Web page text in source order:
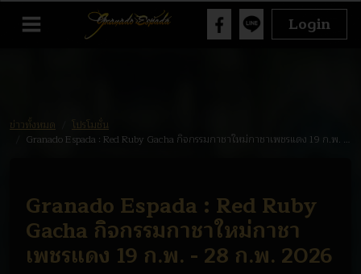
Login
ข่าวทั้งหมด
โปรโมชั่น
Granado Espada : Red Ruby Gacha กิจกรรมกาชาใหม่กาชาเพชรแดง 19 ก.พ. - 28 ก.พ. 2026
Granado Espada : Red Ruby
Gacha กิจกรรมกาชาใหม่กาชา
เพชรแดง 19 ก.พ. - 28 ก.พ. 2026